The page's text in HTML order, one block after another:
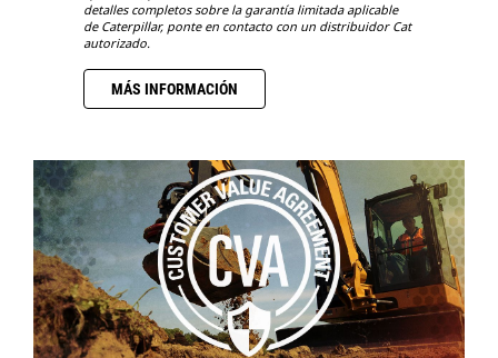
detalles completos sobre la garantía limitada aplicable
de Caterpillar, ponte en contacto con un distribuidor Cat
autorizado.
MÁS INFORMACIÓN